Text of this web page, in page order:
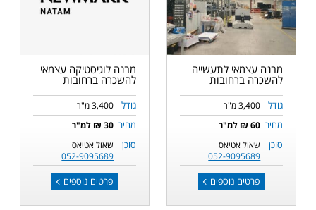
מבנה עצמאי לתעשייה
להשכרה ברחובות
גודל 3,400 מ"ר
מחיר 60 ₪ למ"ר
סוכן
שאול אטיאס
052-9095689
פרטים נוספים
מבנה לוגיסטיקה עצמאי
להשכרה ברחובות
גודל 3,400 מ"ר
מחיר 30 ₪ למ"ר
סוכן
שאול אטיאס
052-9095689
פרטים נוספים